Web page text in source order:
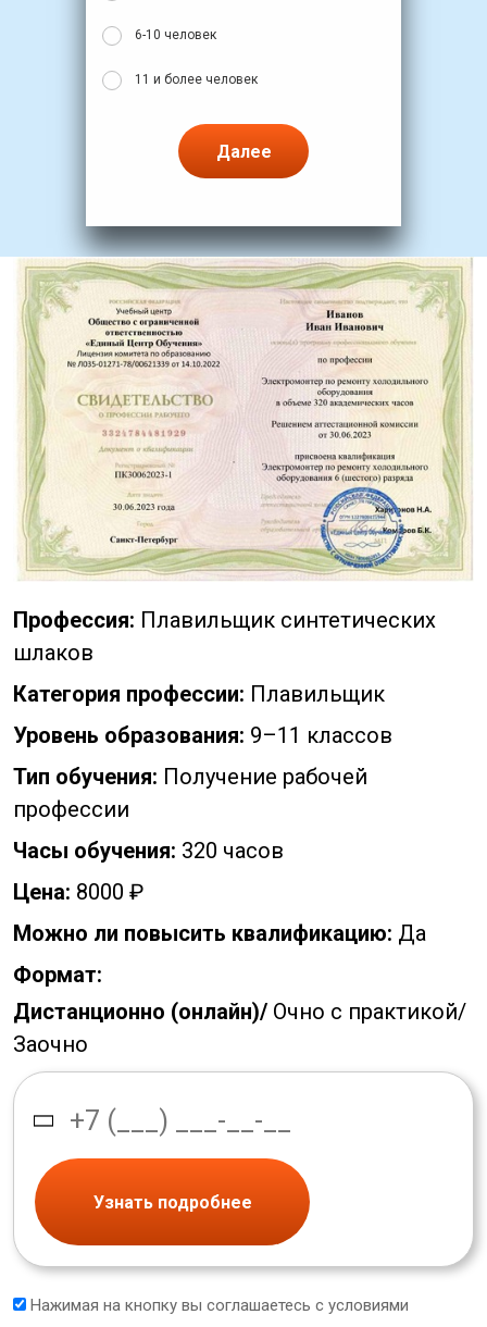
6-10 человек
11 и более человек
Далее
Профессия: Плавильщик синтетических
шлаков
Категория профессии: Плавильщик
Уровень образования: 9–11 классов
Тип обучения: Получение рабочей
профессии
Часы обучения: 320 часов
Цена: 8000 ₽
Можно ли повысить квалификацию: Да
Формат:
Дистанционно (онлайн)/ Очно с практикой/
Заочно
Узнать подробнее
Нажимая на кнопку вы соглашаетесь с условиями